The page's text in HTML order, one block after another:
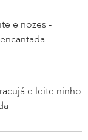
e nozes -
e leite ninho